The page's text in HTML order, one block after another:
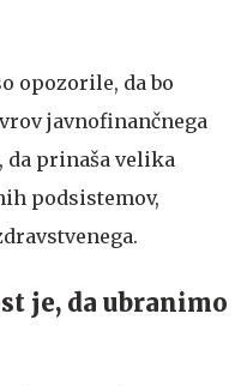
opozorile, da bo
javnofinančnega
prinaša velika
podsistemov,
je, da ubranimo